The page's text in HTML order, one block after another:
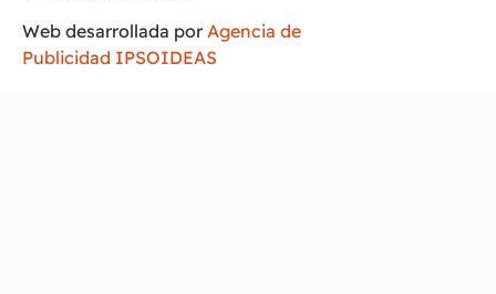
Web desarrollada por Agencia de
Publicidad IPSOIDEAS